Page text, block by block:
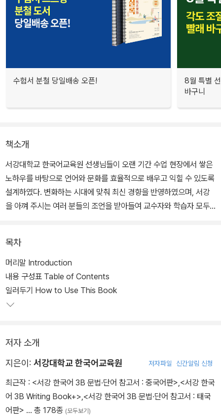
수험서 분철 당일배송 오픈!
8월 특별
바구니
책소개
서강대학교 한국어교육원 선생님들이 오랜 기간 수업 현장에서 쌓은
노하우를 바탕으로 언어와 문화를 효율적으로 배우고 익힐 수 있도록
설계하였다. 변화하는 시대에 맞춰 최신 경향을 반영하였으며, 서강
을 아껴 주시는 여러 분들의 조언을 받아들여 교수자와 학습자 모두
1급의 정규 과정이 200시간으로 구성되어 있는 점을 고려하여 말하
기 100시간, 읽고 말하기 25시간, 듣고 말하기 25시간, 쓰기 50시
간으로 편성하였다. 기존의 <서강한국어 Student’s Book 1A·1B>
와 <서강한국어 Workbook 1A·1B>를 개정하면서 <서강한국어 한
글>과 <서강한국어 Writing Book 1A·1B>를 새로 출간하였다.
목차
머리말 Introduction
내용 구성표 Table of Contents
일러두기 How to Use This Book
저자 소개
지은이: 서강대학교 한국어교육원 저자파일 신간알림 신청
최근작 : <서강 한국어 3B 문법·단어 참고서 : 중국어판>,<서강 한국
어 3B Writing Book+>,<서강 한국어 3B 문법·단어 참고서 : 태국
어판> … 총 178종 (모두보기)